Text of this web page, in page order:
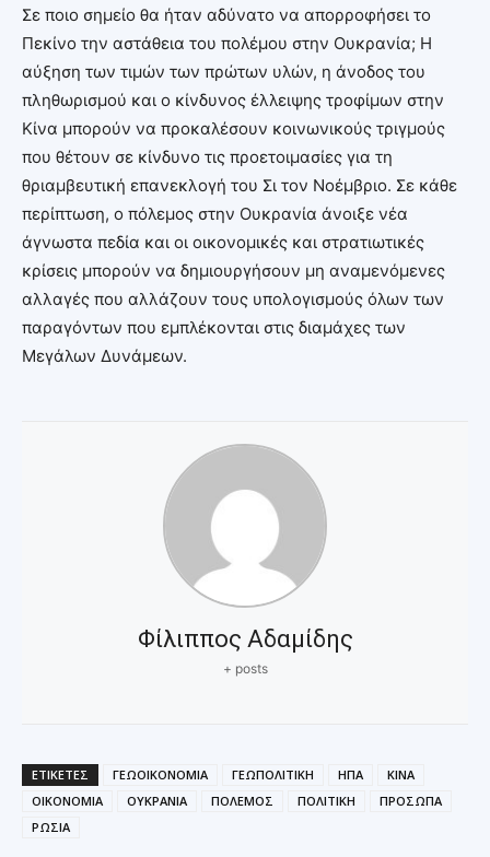
Σε ποιο σημείο θα ήταν αδύνατο να απορροφήσει το
Πεκίνο την αστάθεια του πολέμου στην Ουκρανία; Η
αύξηση των τιμών των πρώτων υλών, η άνοδος του
πληθωρισμού και ο κίνδυνος έλλειψης τροφίμων στην
Κίνα μπορούν να προκαλέσουν κοινωνικούς τριγμούς
που θέτουν σε κίνδυνο τις προετοιμασίες για τη
θριαμβευτική επανεκλογή του Σι τον Νοέμβριο. Σε κάθε
περίπτωση, ο πόλεμος στην Ουκρανία άνοιξε νέα
άγνωστα πεδία και οι οικονομικές και στρατιωτικές
κρίσεις μπορούν να δημιουργήσουν μη αναμενόμενες
αλλαγές που αλλάζουν τους υπολογισμούς όλων των
παραγόντων που εμπλέκονται στις διαμάχες των
Μεγάλων Δυνάμεων.
Φίλιππος Αδαμίδης
+ posts
ΕΤΙΚΕΤΕΣ ΓΕΩΟΙΚΟΝΟΜΙΑ ΓΕΩΠΟΛΙΤΙΚΗ ΗΠΑ
ΚΙΝΑ
ΟΙΚΟΝΟΜΙΑ
ΟΥΚΡΑΝΙΑ ΠΟΛΕΜΟΣ ΠΟΛΙΤΙΚΗ
ΠΡΟΣΩΠΑ
ΡΩΣΙΑ